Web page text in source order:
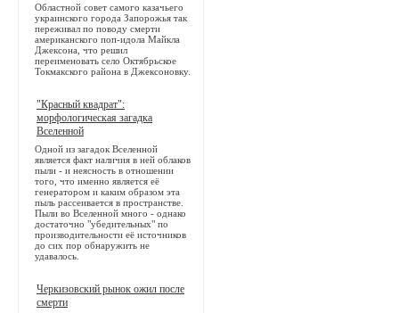
Областной совет самого казачьего
украинского города Запорожья так
переживал по поводу смерти
американского поп-идола Майкла
Джексона, что решил
переименовать село Октябрьское
Токмакского района в Джексоновку.
"Красный квадрат":
морфологическая загадка
Вселенной
Одной из загадок Вселенной
является факт наличия в ней облаков
пыли - и неясность в отношении
того, что именно является её
генератором и каким образом эта
пыль рассеивается в пространстве.
Пыли во Вселенной много - однако
достаточно "убедительных" по
производительности её источников
до сих пор обнаружить не
удавалось.
Черкизовский рынок ожил после
смерти